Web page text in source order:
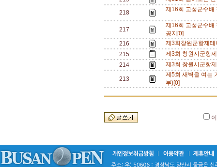
218
제16회 고성군수배
217
제16회 고성군수배
공지[0]
216
제3회창원군항제
215
제3회 창원시군항
214
제3회 창원시군항
213
제5회 새벽을 여는
부)[0]